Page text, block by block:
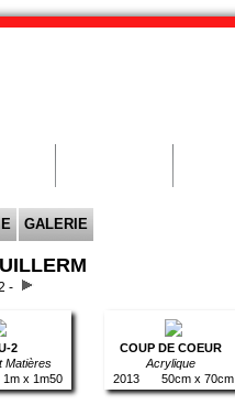
GALERIE
-
2
Matières
1m x 1m50
COUP DE COEUR
Acrylique
2013
50cm x 70cm